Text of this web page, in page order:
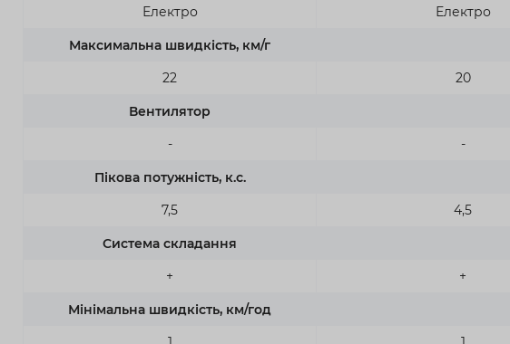
Електро
Максимальна швидкість, км/г
22
Вентилятор
-
Пікова потужність, к.с.
7,5
Система складання
+
Мінімальна швидкість, км/год
Електро
20
-
4,5
+